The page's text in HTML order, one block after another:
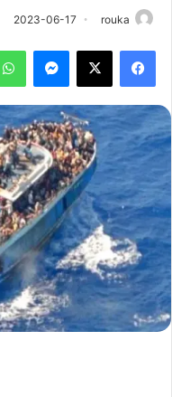
rouka
2023-06-17
فيسبوك ‫X